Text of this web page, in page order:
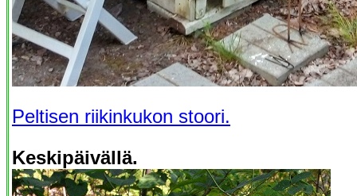
Peltisen riikinkukon stoori.
Keskipäivällä.